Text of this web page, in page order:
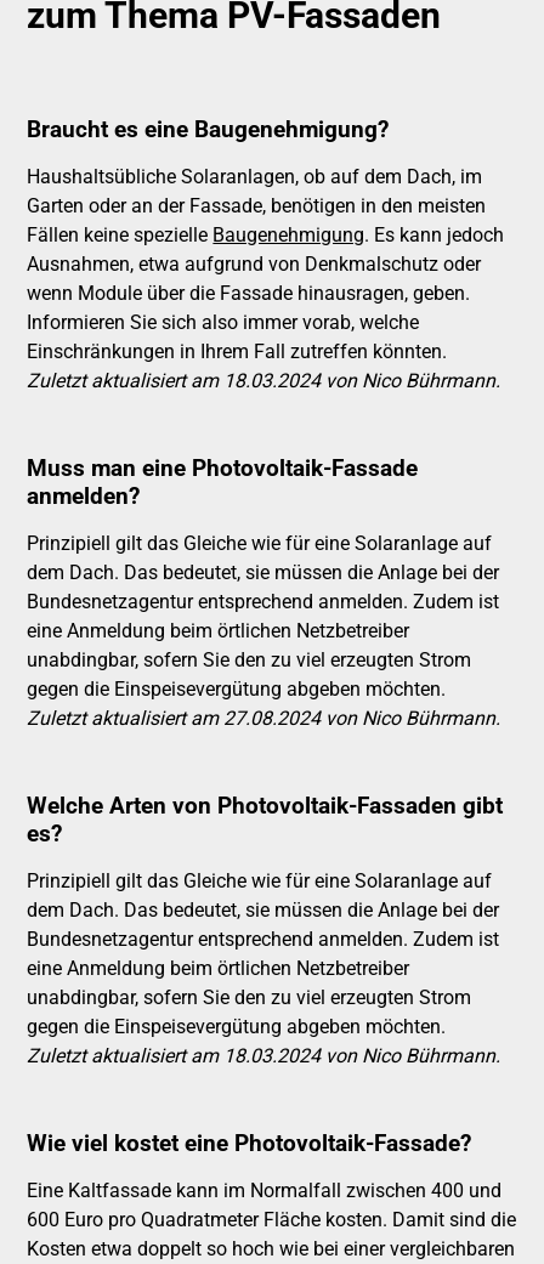
zum Thema PV-Fassaden
Braucht es eine Baugenehmigung?
Haushaltsübliche Solaranlagen, ob auf dem Dach, im
Garten oder an der Fassade, benötigen in den meisten
Fällen keine spezielle Baugenehmigung. Es kann jedoch
Ausnahmen, etwa aufgrund von Denkmalschutz oder
wenn Module über die Fassade hinausragen, geben.
Informieren Sie sich also immer vorab, welche
Einschränkungen in Ihrem Fall zutreffen könnten.
Zuletzt aktualisiert am 18.03.2024 von Nico Bührmann.
Muss man eine Photovoltaik-Fassade
anmelden?
Prinzipiell gilt das Gleiche wie für eine Solaranlage auf
dem Dach. Das bedeutet, sie müssen die Anlage bei der
Bundesnetzagentur entsprechend anmelden. Zudem ist
eine Anmeldung beim örtlichen Netzbetreiber
unabdingbar, sofern Sie den zu viel erzeugten Strom
gegen die Einspeisevergütung abgeben möchten.
Zuletzt aktualisiert am 27.08.2024 von Nico Bührmann.
Welche Arten von Photovoltaik-Fassaden gibt
es?
Prinzipiell gilt das Gleiche wie für eine Solaranlage auf
dem Dach. Das bedeutet, sie müssen die Anlage bei der
Bundesnetzagentur entsprechend anmelden. Zudem ist
eine Anmeldung beim örtlichen Netzbetreiber
unabdingbar, sofern Sie den zu viel erzeugten Strom
gegen die Einspeisevergütung abgeben möchten.
Zuletzt aktualisiert am 18.03.2024 von Nico Bührmann.
Wie viel kostet eine Photovoltaik-Fassade?
Eine Kaltfassade kann im Normalfall zwischen 400 und
600 Euro pro Quadratmeter Fläche kosten. Damit sind die
Kosten etwa doppelt so hoch wie bei einer vergleichbaren